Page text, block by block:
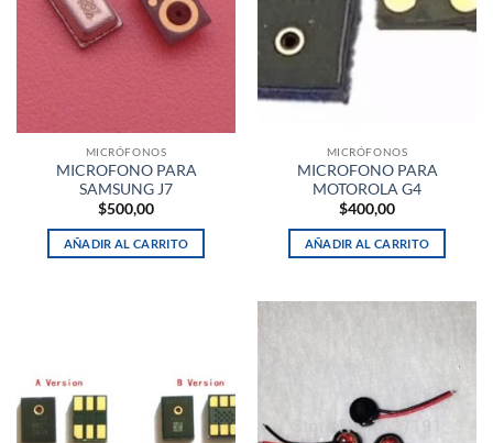
MICRÓFONOS
MICROFONO PARA
SAMSUNG J7
$500,00
AÑADIR AL CARRITO
MICRÓFONOS
MICROFONO PARA
MOTOROLA G4
$400,00
AÑADIR AL CARRITO